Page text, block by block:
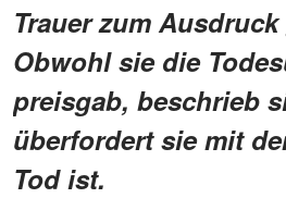
Trauer zum
Obwohl sie die
preisgab, beschrieb
überfordert sie mit
Tod ist.